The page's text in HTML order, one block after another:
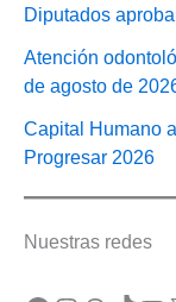
Diputados
Atención
de agosto de
Capital Humano
Progresar 2026
Nuestras redes